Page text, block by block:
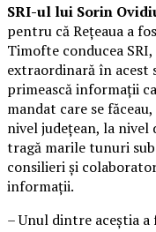
SRI-ul lui Sorin
pentru că Reţeaua a
Timofte conducea
extraordinară în acest
primească informaţii
mandat care se
nivel judeţean, la nivel
tragă marile tunuri
consilieri şi
informaţii.
– Unul dintre aceştia